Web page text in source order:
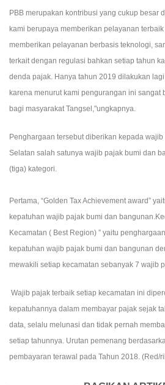
PBB merupakan kontribusi yang cukup besar
kami berupaya memberikan pelayanan
memberikan pelayanan berbasis teknologi,
terkait dengan regulasi bahkan setiap tahun
denda pajak. Hanya tahun 2019 dilakukan
karena menurut kami pengurangan ini sangat
bagi masyarakat Tangsel,"ungkapnya.
Penghargaan tersebut diberikan kepada
Selatan salah satunya wajib pajak bumi dan
(tiga) kategori.
Pertama, “Golden Tax Achievement award”
kepatuhan wajib pajak bumi dan bangunan.
Kecamatan ( Best Region) ” yaitu
kepatuhan wajib pajak bumi dan bangunan
mewakili setiap kecamatan sebanyak 7 wajib
Wajib pajak terbaik setiap kecamatan ini
kepatuhannya dalam membayar pajak sejak
data, selalu melunasi dan tidak pernah
setiap tahunnya. Urutan pemenang
pembayaran terawal pada Tahun 2018. (Red/